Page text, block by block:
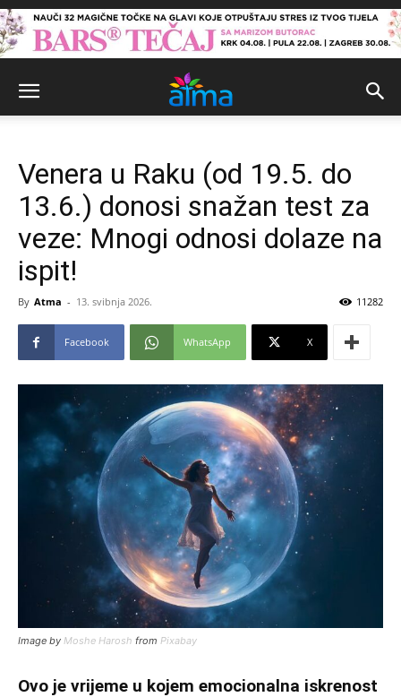
Venera u Raku (od 19.5. do
13.6.) donosi snažan test za
veze: Mnogi odnosi dolaze na
ispit!
By Atma - 13. svibnja 2026. 11282
Facebook WhatsApp X
Image by Moshe Harosh from Pixabay
Ovo je vrijeme u kojem emocionalna iskrenost